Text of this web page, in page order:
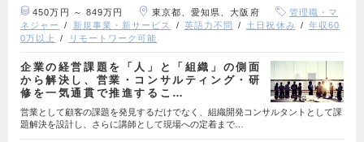
450万円 ～ 849万円 東京都、愛知県、大阪府
管理職・マ
ネジャー
新規事業・新サービス 英語力不問 土日祝休み
年収60
0万以上
リモートワーク可能
企業の経営課題を「人」と「組織」の側面
から解決し、営業・コンサルティング・研
修を一気通貫で推進するこ…
営業として顧客の課題を発見するだけでなく、組織開発コンサルタントとして課
題解決を設計し、さらに講師として現場への定着まで…